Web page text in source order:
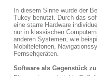
In diesem Sinne wurde der
Tukey benutzt. Durch das
eine starre Hardware
nur in klassischen
anderen Systemen, wie
Mobiltelefonen,
Fernsehgeräten.
Software als Gegenstück